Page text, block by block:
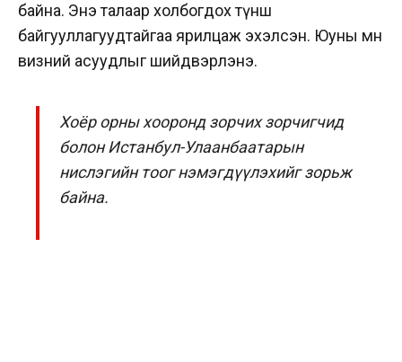
байна. Энэ талаар холбогдох түнш
байгууллагуудтайгаа ярилцаж эхэлсэн. Юуны өмнө
визний асуудлыг шийдвэрлэнэ.
Хоёр орны хооронд зорчих зорчигчид
болон Истанбул-Улаанбаатарын
нислэгийн тоог нэмэгдүүлэхийг зорьж
байна.